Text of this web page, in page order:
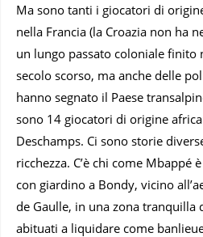
Ma sono tanti i giocatori di
nella Francia (la Croazia non ha
un lungo passato coloniale finito
secolo scorso, ma anche delle
hanno segnato il Paese
sono 14 giocatori di origine
Deschamps. Ci sono storie
ricchezza. C’è chi come Mbappé
con giardino a Bondy, vicino
de Gaulle, in una zona tranquilla
abituati a liquidare come